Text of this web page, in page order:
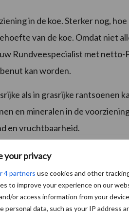
your privacy
4 partners use cookies and other
to improve your experience on our
or access information from your
personal data, such as your IP address
in de koe. Sterker nog, hoe
van de koe. Omdat niet
Rundveespecialist met netto-
kan worden.
als in grasrijke rantsoenen
en mineralen in de
en vruchtbaarheid.